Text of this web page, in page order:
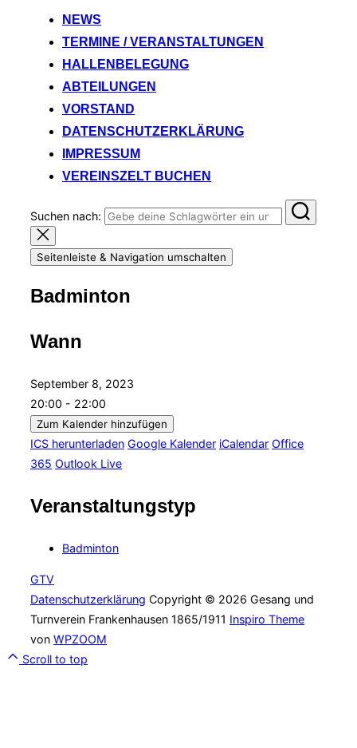
NEWS
TERMINE / VERANSTALTUNGEN
HALLENBELEGUNG
ABTEILUNGEN
VORSTAND
DATENSCHUTZERKLÄRUNG
IMPRESSUM
VEREINSZELT BUCHEN
Suchen nach:
Seitenleiste & Navigation umschalten
Badminton
Wann
September 8, 2023
20:00 - 22:00
Zum Kalender hinzufügen
ICS herunterladen Google Kalender iCalendar Office
365 Outlook Live
Veranstaltungstyp
Badminton
GTV
Datenschutzerklärung Copyright © 2026 Gesang und
Turnverein Frankenhausen 1865/1911 Inspiro Theme
von WPZOOM
Scroll to top